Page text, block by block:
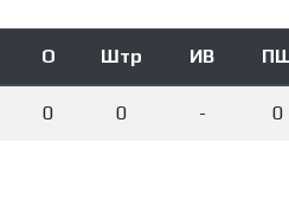
О Штр ИВ
0 0 - 0